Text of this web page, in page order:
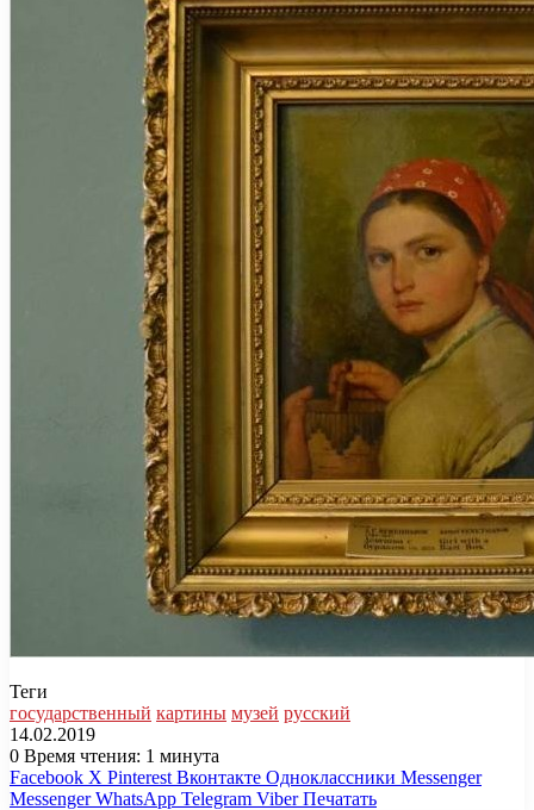
Теги
государственный картины музей русский
14.02.2019
0 Время чтения: 1 минута
Facebook X Pinterest Вконтакте Одноклассники Messenger
Messenger WhatsApp Telegram Viber Печатать